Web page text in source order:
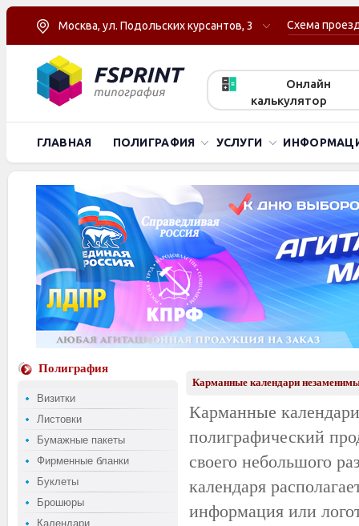
Москва, ул. Подольских курсантов, 3 Схема
Онлайн
калькулятор
ГЛАВНАЯ ПОЛИГРАФИЯ УСЛУГИ
Полиграфия
Визитки
Листовки
Бумажные пакеты
Фирменные бланки
Буклеты
Брошюры
Календари
Карманные календари
Карманные
полиграфический
своего небольшого
календаря
информация или